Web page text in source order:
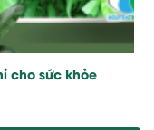
cho sức khỏe